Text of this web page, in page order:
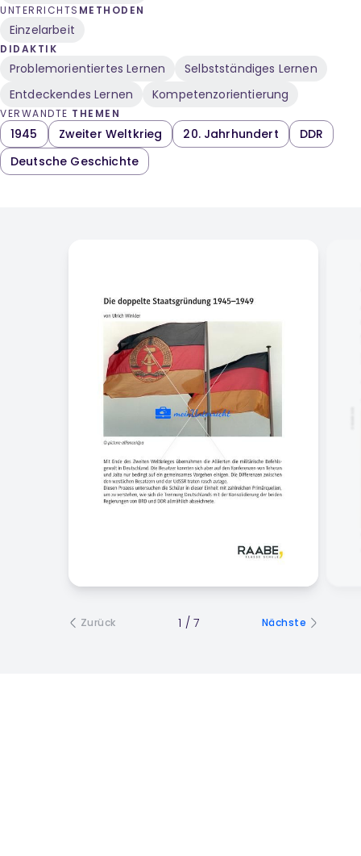
UNTERRICHTS METHODEN
Einzelarbeit
DIDAKTIK
Problemorientiertes Lernen
Selbstständiges Lernen
Entdeckendes Lernen
Kompetenzorientierung
VERWANDTE THEMEN
1945 Zweiter Weltkrieg 20. Jahrhundert
DDR
Deutsche Geschichte
Zurück 1 /7 Nächste